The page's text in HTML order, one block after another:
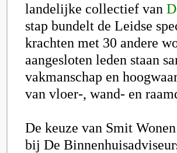
landelijke collectief van
stap bundelt de Leidse
krachten met 30 andere
aangesloten leden staan
vakmanschap en
van vloer-, wand- en
De keuze van Smit
bij De